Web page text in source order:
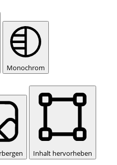
Monochrom
Inhalt hervorheben